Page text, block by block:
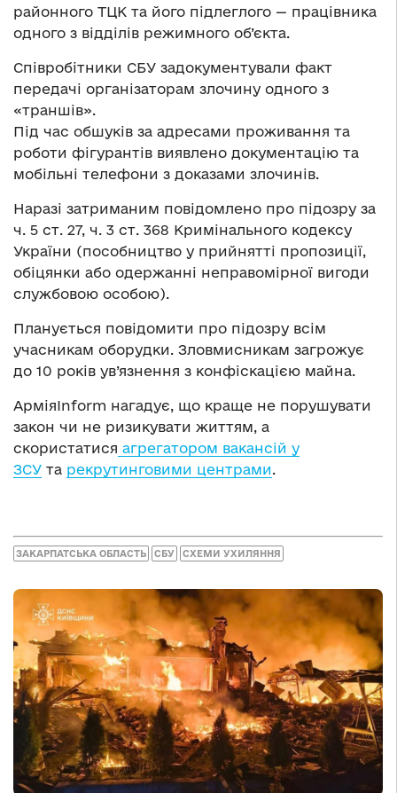
районного ТЦК та його підлеглого — працівника
одного з відділів режимного об’єкта.
Співробітники СБУ задокументували факт
передачі організаторам злочину одного з
«траншів».
Під час обшуків за адресами проживання та
роботи фігурантів виявлено документацію та
мобільні телефони з доказами злочинів.
Наразі затриманим повідомлено про підозру за
ч. 5 ст. 27, ч. 3 ст. 368 Кримінального кодексу
України (пособництво у прийнятті пропозиції,
обіцянки або одержанні неправомірної вигоди
службовою особою).
Планується повідомити про підозру всім
учасникам оборудки. Зловмисникам загрожує
до 10 років ув’язнення з конфіскацією майна.
АрміяInform нагадує, що краще не порушувати
закон чи не ризикувати життям, а
скористатися агрегатором вакансій у
ЗСУ та рекрутинговими центрами.
ЗАКАРПАТСЬКА ОБЛАСТЬ СБУ СХЕМИ УХИЛЯННЯ